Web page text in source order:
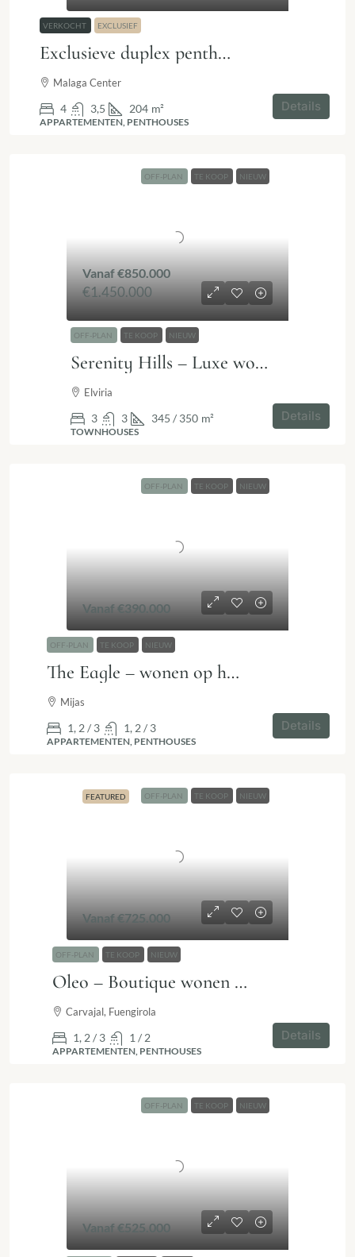
VERKOCHT EXCLUSIEF
Exclusieve duplex penthouse in Calle Bolsa, Málaga centrum
Malaga Center
4 3,5 204 m²
APPARTEMENTEN, PENTHOUSES
Details
OFF-PLAN TE KOOP NIEUW
Vanaf€850.000
€1.450.000
OFF-PLAN TE KOOP NIEUW
Serenity Hills – Luxe wonen in Elviria, Marbella
Elviria
3 3 345 / 350 m²
TOWNHOUSES
Details
OFF-PLAN TE KOOP NIEUW
Vanaf€390.000
OFF-PLAN TE KOOP NIEUW
The Eagle – wonen op hoogte met blijvend zeezicht in Mijas
Mijas
1, 2 / 3 1, 2 / 3
APPARTEMENTEN, PENTHOUSES
Details
FEATURED OFF-PLAN TE KOOP NIEUW
Vanaf€725.000
OFF-PLAN TE KOOP NIEUW
Oleo – Boutique wonen met zeezicht in Carvajal, Fuengirola
Carvajal, Fuengirola
1, 2 / 3 1 / 2
APPARTEMENTEN, PENTHOUSES
Details
OFF-PLAN TE KOOP NIEUW
Vanaf€525.000